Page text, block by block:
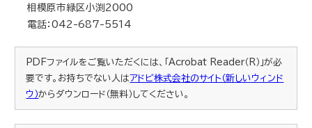
相模原市緑区小渕2000
電話：042-687-5514
PDFファイルをご覧いただくには、「Acrobat Reader（R）」が必
要です。お持ちでない人はアドビ株式会社のサイト（新しいウィンド
ウ）からダウンロード（無料）してください。